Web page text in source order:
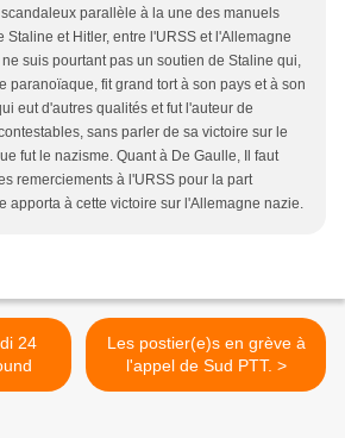
parallèle à la une des manuels
Staline et Hitler, entre l'URSS et l'Allemagne
ne suis pourtant pas un soutien de Staline qui,
paranoïaque, fit grand tort à son pays et à son
eut d'autres qualités et fut l'auteur de
sans parler de sa victoire sur le
fut le nazisme. Quant à De Gaulle, Il faut
remerciements à l'URSS pour la part
apporta à cette victoire sur l'Allemagne nazie.
Les postier(e)s en grève à
l'appel de Sud PTT. >